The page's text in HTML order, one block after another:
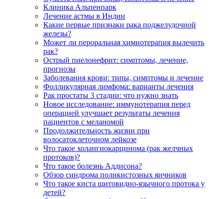
Клиника Альпенпарк
Лечение астмы в Индии
Какие первые признаки рака поджелудочной
железы?
Может ли пероральная химиотерапия вылечить
рак?
Острый пиелонефрит: симптомы, лечение,
прогнозы
Заболевания крови: типы, симптомы и лечение
Фолликулярная лимфома: варианты лечения
Рак простаты 3 стадии: что нужно знать
Новое исследование: иммунотерапия перед
операцией улучшает результаты лечения
пациентов с меланомой
Продолжительность жизни при
волосатоклеточном лейкозе
Что такое холангиокарцинома (рак желчных
протоков)?
Что такое болезнь Аддисона?
Обзор синдрома поликистозных яичников
Что такое киста щитовидно-язычного протока у
детей?